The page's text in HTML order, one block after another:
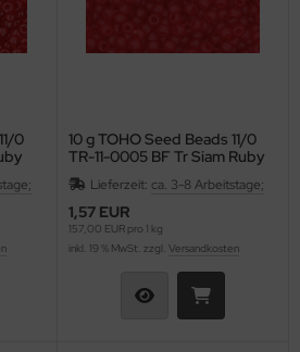
0
10 g TOHO Seed Beads 11/0
TR-11-0005 BF Tr Siam Ruby
Frosted
Lieferzeit: ca. 3-8 Arbeitstage;
1,57 EUR
157,00 EUR pro 1 kg
inkl. 19 % MwSt. zzgl. Versandkosten